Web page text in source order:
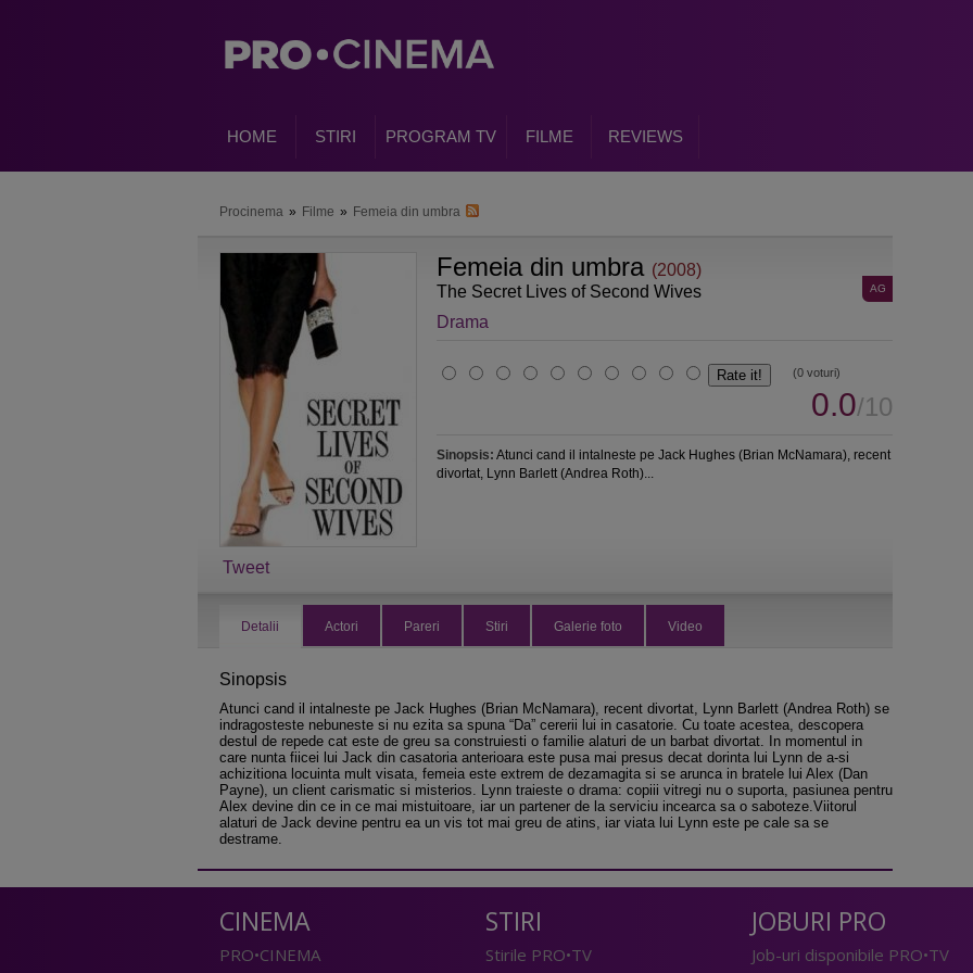
HOME STIRI PROGRAM TV FILME REVIEWS
Procinema » Filme » Femeia din umbra
Tweet
Femeia din umbra (2008)
The Secret Lives of Second Wives
AG
Drama
(0 voturi)
0.0/10
Sinopsis: Atunci cand il intalneste pe Jack Hughes (Brian McNamara), recent
divortat, Lynn Barlett (Andrea Roth)...
Detalii Actori Pareri Stiri Galerie foto Video
Sinopsis
Atunci cand il intalneste pe Jack Hughes (Brian McNamara), recent divortat, Lynn Barlett (Andrea Roth) se
indragosteste nebuneste si nu ezita sa spuna “Da” cererii lui in casatorie. Cu toate acestea, descopera
destul de repede cat este de greu sa construiesti o familie alaturi de un barbat divortat. In momentul in
care nunta fiicei lui Jack din casatoria anterioara este pusa mai presus decat dorinta lui Lynn de a-si
achizitiona locuinta mult visata, femeia este extrem de dezamagita si se arunca in bratele lui Alex (Dan
Payne), un client carismatic si misterios. Lynn traieste o drama: copiii vitregi nu o suporta, pasiunea pentru
Alex devine din ce in ce mai mistuitoare, iar un partener de la serviciu incearca sa o saboteze.Viitorul
alaturi de Jack devine pentru ea un vis tot mai greu de atins, iar viata lui Lynn este pe cale sa se
destrame.
CINEMA
PRO•CINEMA
STIRI
Stirile PRO•TV
JOBURI PRO
Job-uri disponibile PRO•TV